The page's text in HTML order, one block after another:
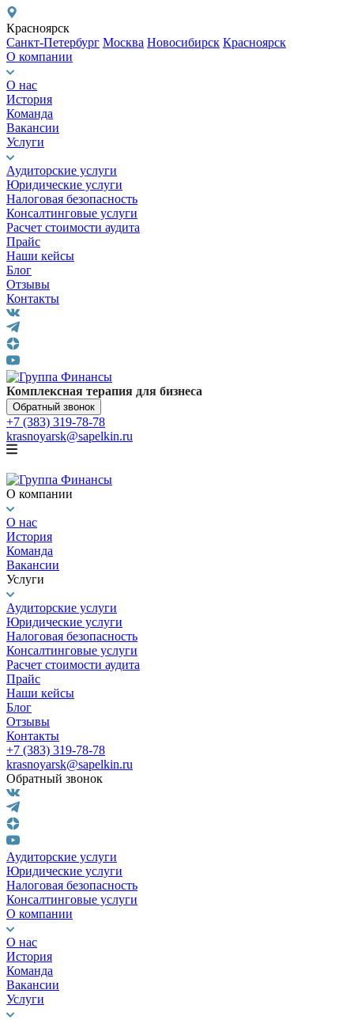
Красноярск
Санкт-Петербург Москва Новосибирск Красноярск
О компании
О нас
История
Команда
Вакансии
Услуги
Аудиторские услуги
Юридические услуги
Налоговая безопасность
Консалтинговые услуги
Расчет стоимости аудита
Прайс
Наши кейсы
Блог
Отзывы
Контакты
Комплексная терапия для бизнеса
Обратный звонок
+7 (383) 319-78-78
krasnoyarsk@sapelkin.ru
О компании
О нас
История
Команда
Вакансии
Услуги
Аудиторские услуги
Юридические услуги
Налоговая безопасность
Консалтинговые услуги
Расчет стоимости аудита
Прайс
Наши кейсы
Блог
Отзывы
Контакты
+7 (383) 319-78-78
krasnoyarsk@sapelkin.ru
Обратный звонок
Аудиторские услуги
Юридические услуги
Налоговая безопасность
Консалтинговые услуги
О компании
О нас
История
Команда
Вакансии
Услуги